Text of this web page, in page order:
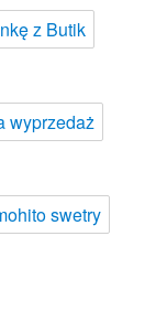
z Butik
wyprzedaż
swetry